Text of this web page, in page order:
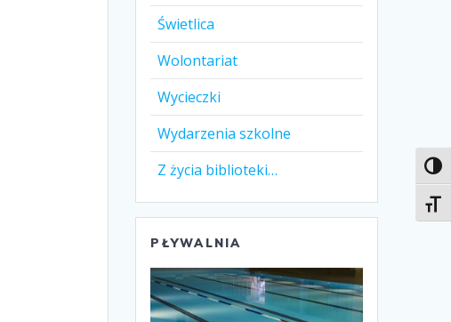
Świetlica
Wolontariat
Wycieczki
Wydarzenia szkolne
Z życia biblioteki…
PŁYWALNIA